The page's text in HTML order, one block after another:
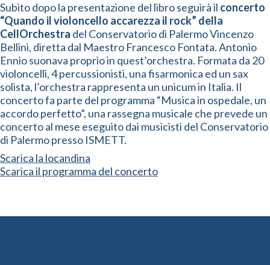
Subito dopo la presentazione del libro seguirà il concerto
“Quando il violoncello accarezza il rock” della
CellOrchestra del Conservatorio di Palermo Vincenzo
Bellini, diretta dal Maestro Francesco Fontata. Antonio
Ennio suonava proprio in quest’orchestra. Formata da 20
violoncelli, 4 percussionisti, una fisarmonica ed un sax
solista, l’orchestra rappresenta un unicum in Italia. Il
concerto fa parte del programma “Musica in ospedale, un
accordo perfetto”, una rassegna musicale che prevede un
concerto al mese eseguito dai musicisti del Conservatorio
di Palermo presso ISMETT.
Scarica la locandina
Scarica il programma del concerto